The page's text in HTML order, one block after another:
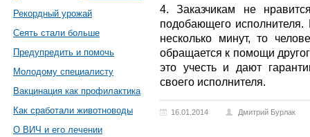
Рекордный урожай
Сеять стали больше
Предупредить и помочь
Молодому специалисту
Вакцинация как профилактика
Как сработали животноводы
О ВИЧ и его лечении
4. Заказчикам не
подобающего исполнителя.
несколько минут, то
обращается к помощи
это учесть и дают
своего исполнителя.
16.01.2014 Дмитрий Бурлак